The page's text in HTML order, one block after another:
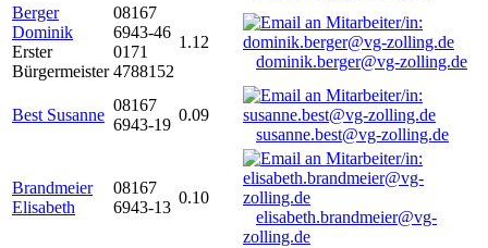
Berger
Dominik
Erster
Bürgermeister
08167
6943-46
0171
4788152
1.12
dominik.berger@vg-zolling.de
Best Susanne
08167
6943-19
0.09
susanne.best@vg-zolling.de
Brandmeier
Elisabeth
08167
6943-13
0.10
elisabeth.brandmeier@vg-
zolling.de